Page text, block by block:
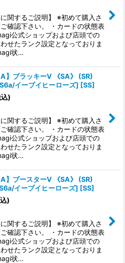
に関するご説明】 ※初めて購入さ
確認下さい。 ・カードの状態表
公式ショップおよび店頭での
せたランク設定となっておりま
状…
A】ブラッキーV 《SA》 (SR)
イーブイヒーローズ] [SS]
)
に関するご説明】 ※初めて購入さ
確認下さい。 ・カードの状態表
公式ショップおよび店頭での
せたランク設定となっておりま
状…
A】ブースターV 《SA》 (SR)
イーブイヒーローズ] [SS]
)
に関するご説明】 ※初めて購入さ
確認下さい。 ・カードの状態表
公式ショップおよび店頭での
せたランク設定となっておりま
状…